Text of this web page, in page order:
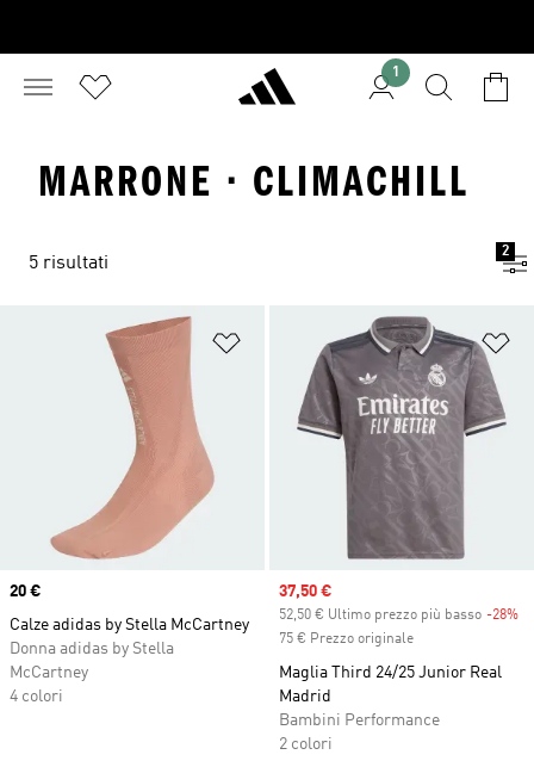
1
MARRONE · CLIMACHILL
5 risultati
2
Aggiungi alla lista dei desideri
Price
20 €
Calze adidas by Stella McCartney
Donna adidas by Stella
McCartney
4 colori
Sale price
37,50 €
52,50 € Ultimo prezzo più basso -28%
75 € Prezzo originale
Maglia Third 24/25 Junior Real
Madrid
Bambini Performance
2 colori